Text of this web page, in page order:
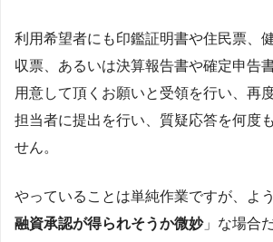
利用希望者にも印鑑証明書や住民票、
収票、あるいは決算報告書や確定申告
用意して頂くお願いと受領を行い、再
担当者に提出を行い、質疑応答を何度
せん。
やっていることは単純作業ですが、よ
融資承認が得られそうか微妙」な場合